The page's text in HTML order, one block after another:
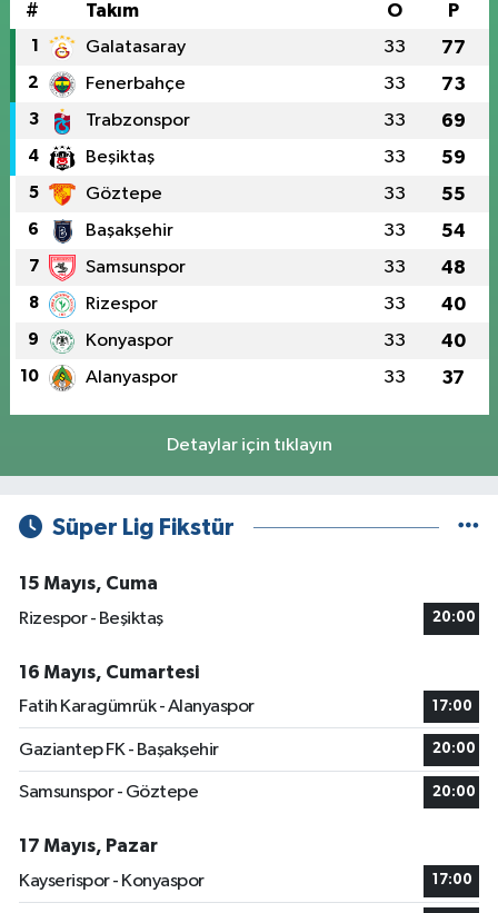
# Takım O P
1 Galatasaray 33 77
2 Fenerbahçe 33 73
3 Trabzonspor 33 69
4 Beşiktaş 33 59
5 Göztepe 33 55
6 Başakşehir 33 54
7 Samsunspor 33 48
8 Rizespor 33 40
9 Konyaspor 33 40
10 Alanyaspor 33 37
Detaylar için tıklayın
Süper Lig Fikstür
15 Mayıs, Cuma
Rizespor - Beşiktaş
20:00
16 Mayıs, Cumartesi
Fatih Karagümrük - Alanyaspor
17:00
Gaziantep FK - Başakşehir 20:00
Samsunspor - Göztepe 20:00
17 Mayıs, Pazar
Kayserispor - Konyaspor
17:00